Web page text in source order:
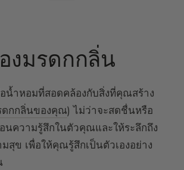
งมรดกกลิ่น
น้ำหอมที่สอดคล้องกับสิ่งที่คุณสร้าง
ดกกลิ่นของคุณ) ไม่ว่าจะสดชื่นหรือ
นความรู้สึกในตัวคุณและให้ระลึกถึง
สุข เพื่อให้คุณรู้สึกเป็นตัวเองอย่าง